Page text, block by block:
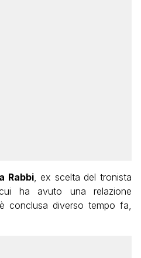
Rabbi, ex scelta del tronista
ha avuto una relazione
conclusa diverso tempo fa,